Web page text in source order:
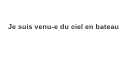
Je suis venu-e du ciel en bateau